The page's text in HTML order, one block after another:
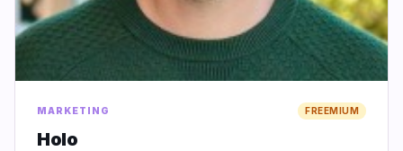
MARKETING FREEMIUM
Holo